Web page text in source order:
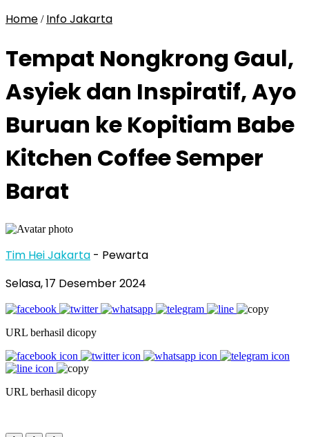
Home / Info Jakarta
Tempat Nongkrong Gaul,
Asyiek dan Inspiratif, Ayo
Buruan ke Kopitiam Babe
Kitchen Coffee Semper
Barat
Tim Hei Jakarta - Pewarta
Selasa, 17 Desember 2024
URL berhasil dicopy
URL berhasil dicopy